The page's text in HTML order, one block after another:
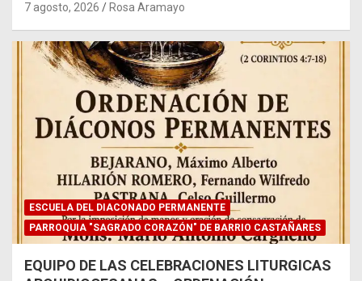
7 agosto, 2026 Rosa Aramayo
ESCUELA DEL DIACONADO PERMANENTE
PARROQUIA "SAGRADO CORAZÓN" DE BARRIO CASTAÑARES
EQUIPO DE LAS CELEBRACIONES LITURGICAS